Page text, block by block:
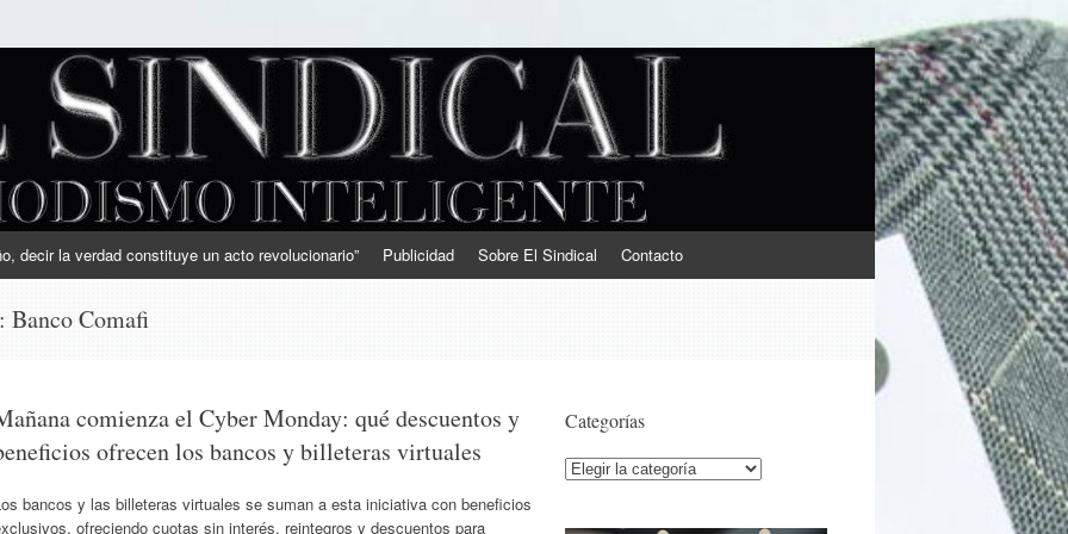
decir la verdad constituye un acto revolucionario” Publicidad Sobre El Sindical Contacto
Banco Comafi
comienza el Cyber Monday: qué descuentos y
ofrecen los bancos y billeteras virtuales
bancos y las billeteras virtuales se suman a esta iniciativa con beneficios
ofreciendo cuotas sin interés, reintegros y descuentos para
Categorías
Categorías